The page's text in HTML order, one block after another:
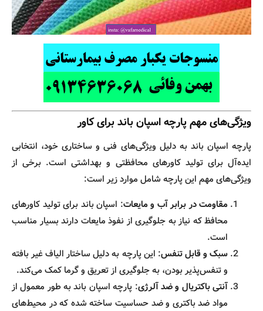
ویژگی‌های مهم پارچه اسپان باند برای کاور
پارچه اسپان باند به دلیل ویژگی‌های فنی و ساختاری خود، انتخابی
ایده‌آل برای تولید کاورهای محافظتی و بهداشتی است. برخی از
ویژگی‌های مهم این پارچه شامل موارد زیر است:
مقاومت در برابر آب و مایعات: اسپان باند برای تولید کاورهای
محافظ که نیاز به جلوگیری از نفوذ مایعات دارند بسیار مناسب
است.
سبک و قابل تنفس: این پارچه به دلیل ساختار الیاف غیر بافته
و تنفس‌پذیر بودن، به جلوگیری از تعریق و گرما کمک می‌کند.
آنتی باکتریال و ضد آلرژی: پارچه اسپان باند به طور معمول از
مواد ضد باکتری و ضد حساسیت ساخته شده که در محیط‌های